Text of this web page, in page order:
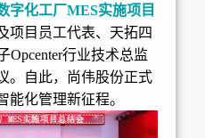
字化工厂MES实施项目
项目员工代表、天拓四
Opcenter行业技术总监
。自此，尚伟股份正式
能化管理新征程。